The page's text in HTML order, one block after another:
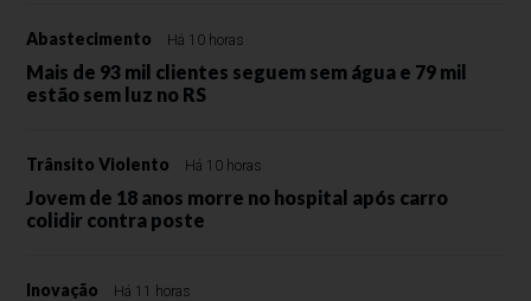
Abastecimento Há 10 horas
Mais de 93 mil clientes seguem sem água e 79 mil
estão sem luz no RS
Trânsito Violento Há 10 horas
Jovem de 18 anos morre no hospital após carro
colidir contra poste
Inovação Há 11 horas